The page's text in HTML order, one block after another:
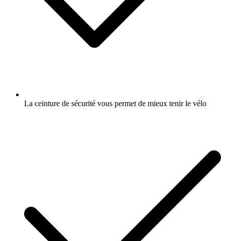
La ceinture de sécurité vous permet de mieux tenir le vélo